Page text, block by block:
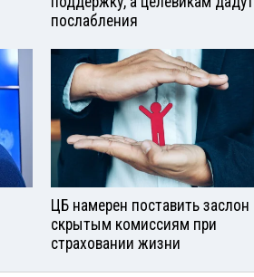
послабления
ЦБ намерен поставить заслон
скрытым комиссиям при
страховании жизни